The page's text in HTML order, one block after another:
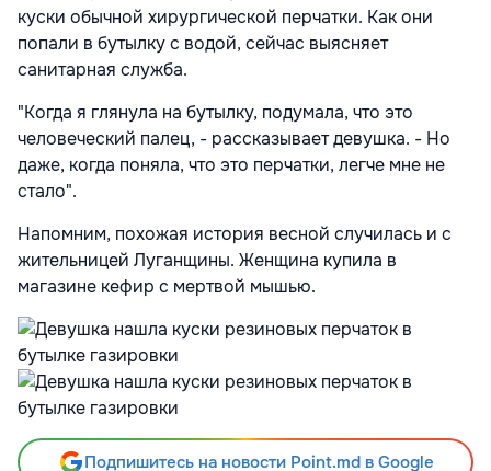
куски обычной хирургической перчатки. Как они
попали в бутылку с водой, сейчас выясняет
санитарная служба.
"Когда я глянула на бутылку, подумала, что это
человеческий палец, - рассказывает девушка. - Но
даже, когда поняла, что это перчатки, легче мне не
стало".
Напомним, похожая история весной случилась и с
жительницей Луганщины. Женщина купила в
магазине кефир с мертвой мышью.
Подпишитесь на новости Point.md в Google